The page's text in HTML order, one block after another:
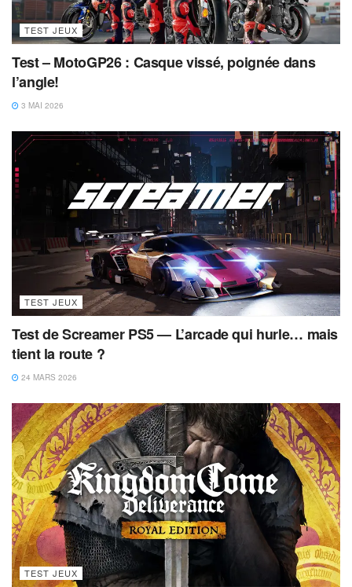
TEST JEUX
Test – MotoGP26 : Casque vissé, poignée dans
l’angle!
3 MAI 2026
TEST JEUX
Test de Screamer PS5 — L’arcade qui hurle… mais
tient la route ?
24 MARS 2026
TEST JEUX